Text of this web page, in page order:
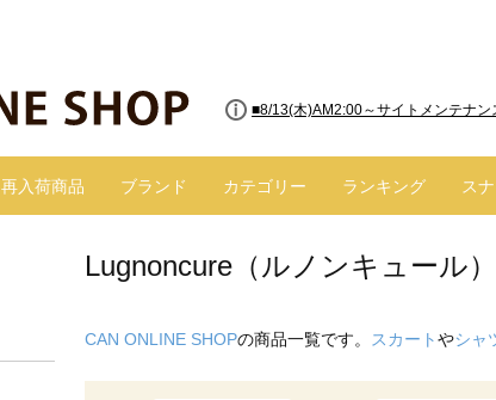
■8/13(木)AM2:00～サイトメンテナン
再入荷商品 ブランド カテゴリー ランキング ス
Lugnoncure（ルノンキュール
CAN ONLINE SHOPの商品一覧です。 スカートやシャ